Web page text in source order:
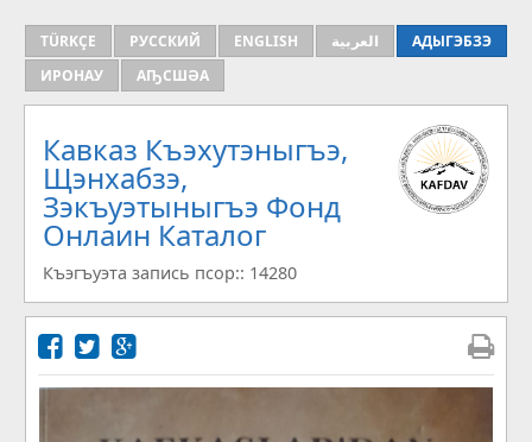
TÜRKÇE РУССКИЙ ENGLISH العربية
АДЫГЭБЗЭ
ИРОНАУ
АҦСШӘА
Кавказ Къэхутэныгъэ,
Щэнхабзэ,
Зэкъуэтыныгъэ Фонд
Онлаин Каталог
Къэгъуэта запись псор:: 14280